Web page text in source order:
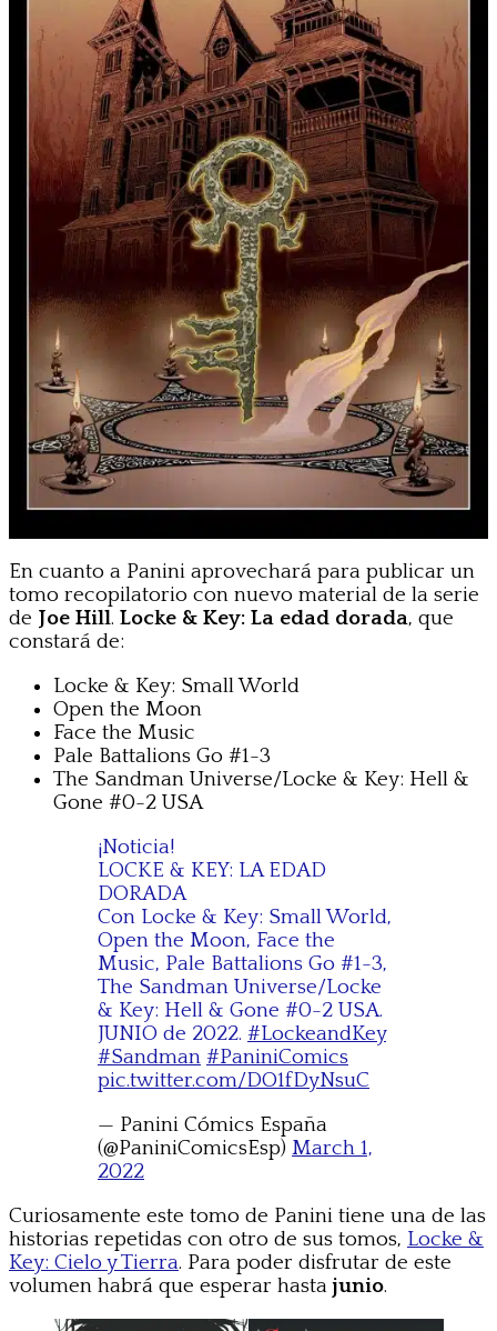
En cuanto a Panini aprovechará para publicar un
tomo recopilatorio con nuevo material de la serie
de Joe Hill. Locke & Key: La edad dorada, que
constará de:
Locke & Key: Small World
Open the Moon
Face the Music
Pale Battalions Go #1-3
The Sandman Universe/Locke & Key: Hell &
Gone #0-2 USA
¡Noticia!
LOCKE & KEY: LA EDAD
DORADA
Con Locke & Key: Small World,
Open the Moon, Face the
Music, Pale Battalions Go #1-3,
The Sandman Universe/Locke
& Key: Hell & Gone #0-2 USA.
JUNIO de 2022. #LockeandKey
#Sandman #PaniniComics
pic.twitter.com/DO1fDyNsuC
— Panini Cómics España
(@PaniniComicsEsp) March 1,
2022
Curiosamente este tomo de Panini tiene una de las
historias repetidas con otro de sus tomos, Locke &
Key: Cielo y Tierra. Para poder disfrutar de este
volumen habrá que esperar hastajunio.